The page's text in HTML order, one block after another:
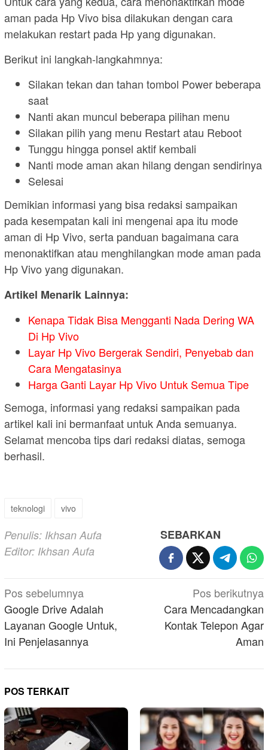
aman pada Hp Vivo bisa dilakukan dengan cara
melakukan restart pada Hp yang digunakan.
Berikut ini langkah-langkahmnya:
Silakan tekan dan tahan tombol Power beberapa
saat
Nanti akan muncul beberapa pilihan menu
Silakan pilih yang menu Restart atau Reboot
Tunggu hingga ponsel aktif kembali
Nanti mode aman akan hilang dengan sendirinya
Selesai
Demikian informasi yang bisa redaksi sampaikan
pada kesempatan kali ini mengenai apa itu mode
aman di Hp Vivo, serta panduan bagaimana cara
menonaktifkan atau menghilangkan mode aman pada
Hp Vivo yang digunakan.
Artikel Menarik Lainnya:
Kenapa Tidak Bisa Mengganti Nada Dering WA
Di Hp Vivo
Layar Hp Vivo Bergerak Sendiri, Penyebab dan
Cara Mengatasinya
Harga Ganti Layar Hp Vivo Untuk Semua Tipe
Semoga, informasi yang redaksi sampaikan pada
artikel kali ini bermanfaat untuk Anda semuanya.
Selamat mencoba tips dari redaksi diatas, semoga
berhasil.
teknologi vivo
Penulis: Ikhsan Aufa
Editor: Ikhsan Aufa
SEBARKAN
Navigasi
pos
Pos sebelumnya
Google Drive Adalah
Layanan Google Untuk,
Ini Penjelasannya
Pos berikutnya
Cara Mencadangkan
Kontak Telepon Agar
Aman
POS TERKAIT